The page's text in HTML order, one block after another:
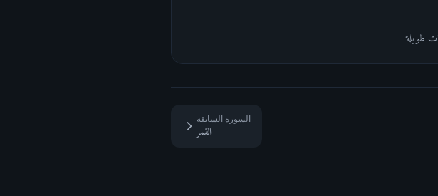
طويلة.
السورة السابقة
القمر